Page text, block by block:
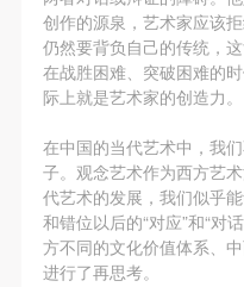
创作的源泉，艺术家应该
仍然要背负自己的传统，
在战胜困难、突破困难的
际上就是艺术家的创造力。
在中国的当代艺术中，我
子。观念艺术作为西方艺
代艺术的发展，我们似乎
和错位以后的“对应”和“对
方不同的文化价值体系、
进行了再思考。
负的原则。但活动有风
识。
第二条
参加本次活动者必须遵
律、法规，必须遵循道
备以人为本、团结友爱
品质。
第三条
负的原则。但活动有风
识。
第二条
参加本次活动者必须遵
律、法规，必须遵循道
备以人为本、团结友爱
品质。
第三条
负的原则。但活动有风
识。
第二条
参加本次活动者必须遵
律、法规，必须遵循道
备以人为本、团结友爱
品质。
第三条
验证码
可使用雅昌